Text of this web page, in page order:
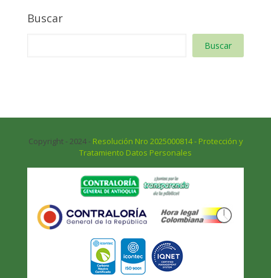
Buscar
Buscar
Copyright - 2024 - Resolución Nro 2025000814 - Protección y
Tratamiento Datos Personales